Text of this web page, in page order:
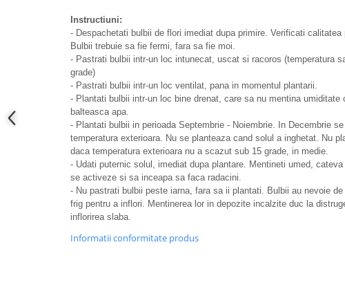
Instructiuni:
- Despachetati bulbii de flori imediat dupa primire. Verificati calitatea
Bulbii trebuie sa fie fermi, fara sa fie moi.
- Pastrati bulbii intr-un loc intunecat, uscat si racoros (temperatura
grade)
- Pastrati bulbii intr-un loc ventilat, pana in momentul plantarii.
- Plantati bulbii intr-un loc bine drenat, care sa nu mentina umiditate
balteasca apa.
- Plantati bulbii in perioada Septembrie - Noiembrie. In Decembrie
temperatura exterioara. Nu se planteaza cand solul a inghetat. Nu
daca temperatura exterioara nu a scazut sub 15 grade, in medie.
- Udati puternic solul, imediat dupa plantare. Mentineti umed,
se activeze si sa inceapa sa faca radacini.
- Nu pastrati bulbii peste iarna, fara sa ii plantati. Bulbii au nevoie
frig pentru a inflori. Mentinerea lor in depozite incalzite duc la
inflorirea slaba.
Informatii conformitate produs